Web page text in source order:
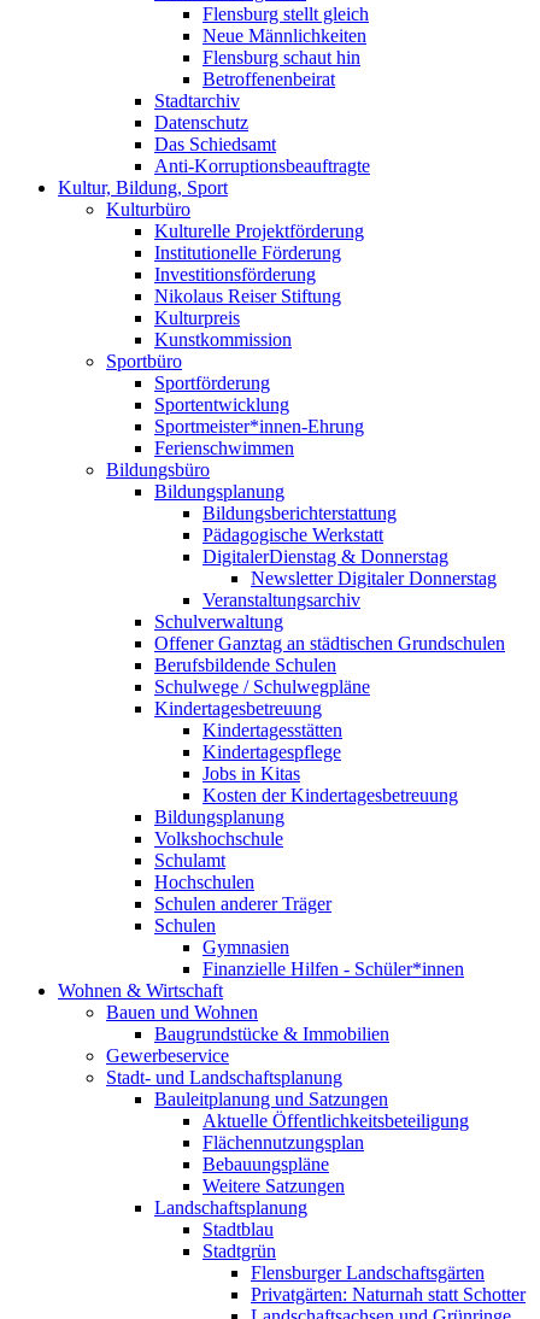
Flensburg stellt gleich
Neue Männlichkeiten
Flensburg schaut hin
Betroffenenbeirat
Stadtarchiv
Datenschutz
Das Schiedsamt
Anti-Korruptionsbeauftragte
Kultur, Bildung, Sport
Kulturbüro
Kulturelle Projektförderung
Institutionelle Förderung
Investitionsförderung
Nikolaus Reiser Stiftung
Kulturpreis
Kunstkommission
Sportbüro
Sportförderung
Sportentwicklung
Sportmeister*innen-Ehrung
Ferienschwimmen
Bildungsbüro
Bildungsplanung
Bildungsberichterstattung
Pädagogische Werkstatt
DigitalerDienstag & Donnerstag
Newsletter Digitaler Donnerstag
Veranstaltungsarchiv
Schulverwaltung
Offener Ganztag an städtischen Grundschulen
Berufsbildende Schulen
Schulwege / Schulwegpläne
Kindertagesbetreuung
Kindertagesstätten
Kindertagespflege
Jobs in Kitas
Kosten der Kindertagesbetreuung
Bildungsplanung
Volkshochschule
Schulamt
Hochschulen
Schulen anderer Träger
Schulen
Gymnasien
Finanzielle Hilfen - Schüler*innen
Wohnen & Wirtschaft
Bauen und Wohnen
Baugrundstücke & Immobilien
Gewerbeservice
Stadt- und Landschaftsplanung
Bauleitplanung und Satzungen
Aktuelle Öffentlichkeitsbeteiligung
Flächennutzungsplan
Bebauungspläne
Weitere Satzungen
Landschaftsplanung
Stadtblau
Stadtgrün
Flensburger Landschaftsgärten
Privatgärten: Naturnah statt Schotter